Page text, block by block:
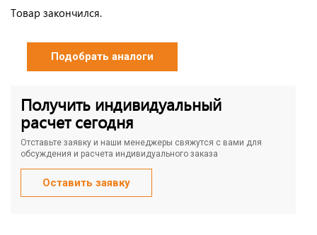
Товар закончился.
Подобрать аналоги
Получить индивидуальный
расчет сегодня
Отставьте заявку и наши менеджеры свяжутся с вами для
обсуждения и расчета индивидуального заказа
Оставить заявку